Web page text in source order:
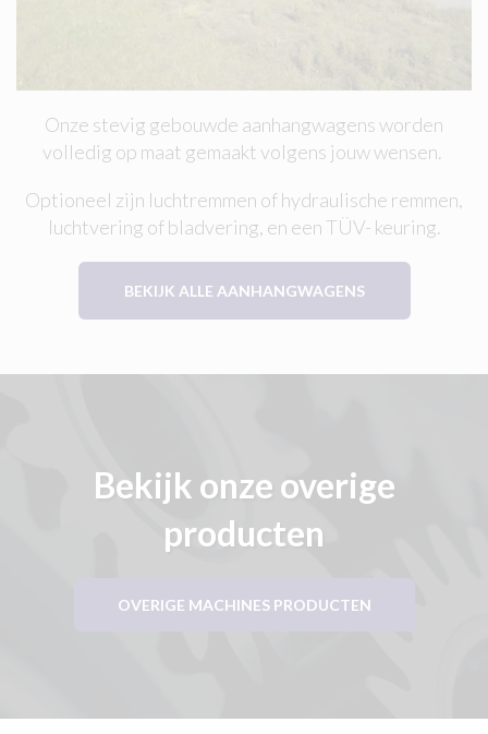
Onze stevig gebouwde aanhangwagens worden
volledig op maat gemaakt volgens jouw wensen.
Optioneel zijn luchtremmen of hydraulische remmen,
luchtvering of bladvering, en een TÜV- keuring.
BEKIJK ALLE AANHANGWAGENS
Bekijk onze overige
producten
OVERIGE MACHINES PRODUCTEN